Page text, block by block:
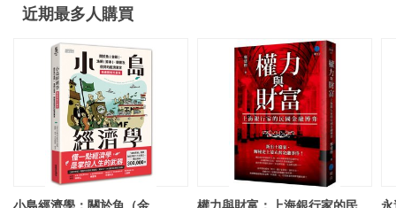
近期最多人購買
小島經濟學：關於魚（金 權力與財富：上海銀行家的民